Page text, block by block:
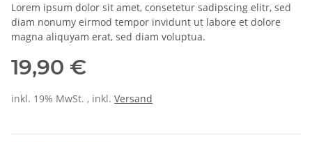
Lorem ipsum dolor sit amet, consetetur sadipscing elitr, sed
diam nonumy eirmod tempor invidunt ut labore et dolore
magna aliquyam erat, sed diam voluptua.
19,90 €
inkl. 19% MwSt. , inkl. Versand